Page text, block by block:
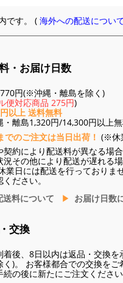
です。 (海外への配送につい
・お届け日数
円(※沖縄・離島を除く)
便対応商品 275円)
以上 送料無料
離島1,320円/14,300円以上
でのご注文は当日出荷！ (※休
契約により配送料が異なる場合
況その他により配送が遅れる
業日には配送を行っておりま
ださい。
送料について
お届け日数
交換
着後、8日以内は返品・交換を
く)。 お客様都合での交換をご
続の後に新たにご注文ください